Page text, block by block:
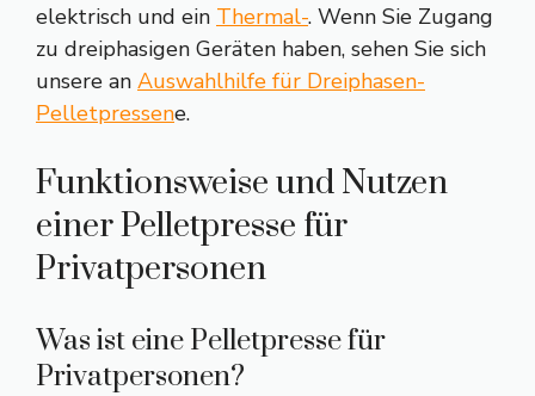
elektrisch und ein Thermal-. Wenn Sie Zugang
zu dreiphasigen Geräten haben, sehen Sie sich
unsere an Auswahlhilfe für Dreiphasen-
Pelletpressene.
Funktionsweise und Nutzen
einer Pelletpresse für
Privatpersonen
Was ist eine Pelletpresse für
Privatpersonen?